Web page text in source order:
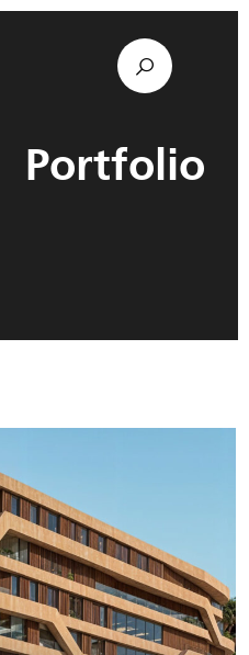
Portfolio